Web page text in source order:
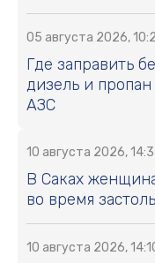
05 августа 2026,
Где заправить
дизель и
АЗС
10 августа 2026,
В Саках
во время
10 августа 2026,